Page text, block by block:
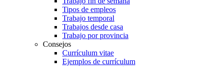
Tipos de empleos
Trabajo temporal
Trabajos desde casa
Trabajo por provincia
Consejos
Currículum vitae
Ejemplos de currículum